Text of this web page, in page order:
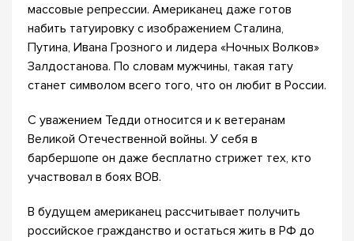
массовые репрессии. Американец даже готов
набить татуировку с изображением Сталина,
Путина, Ивана Грозного и лидера «Ночных Волков»
Залдостанова. По словам мужчины, такая тату
станет символом всего того, что он любит в России.
С уважением Тедди относится и к ветеранам
Великой Отечественной войны. У себя в
барбершопе он даже бесплатно стрижет тех, кто
участвовал в боях ВОВ.
В будущем американец рассчитывает получить
российское гражданство и остаться жить в РФ до